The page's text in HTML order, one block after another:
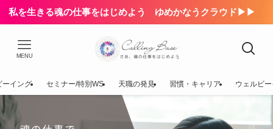
私を生きる魂の仕事をはじめよう ゆめかなうクラウド▶▶
MENU
ーイング セミナー/特別WS 天職の発見 習慣・キャリア ウェルビ